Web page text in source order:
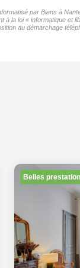
par Biens à
la loi « informatique
au démarchage
Belles